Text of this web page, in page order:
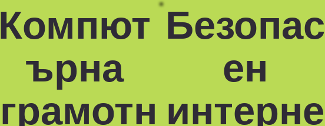
Компют
ърна
грамотн
Безопас
ен
интерне